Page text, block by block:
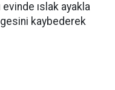
ıslak ayakla
kaybederek